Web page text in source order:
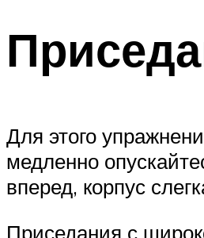
Для этого
медленно
вперед, корпус
Приседания с